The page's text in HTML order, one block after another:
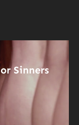
Sinners